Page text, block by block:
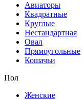
Авиаторы
Квадратные
Круглые
Нестандартная
Овал
Прямоугольные
Кошачьи
Пол
Женские